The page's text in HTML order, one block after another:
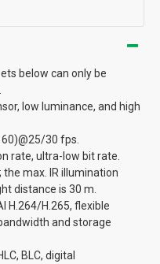
below can only be
low luminance, and high
30 fps.
rate, ultra-low bit rate.
the max. IR illumination
distance is 30 m.
H.264/H.265, flexible
and storage
BLC, digital